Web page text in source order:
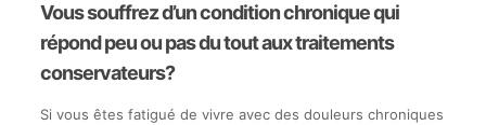
Vous souffrez d’un condition chronique qui
répond peu ou pas du tout aux traitements
conservateurs?
Si vous êtes fatigué de vivre avec des douleurs chroniques